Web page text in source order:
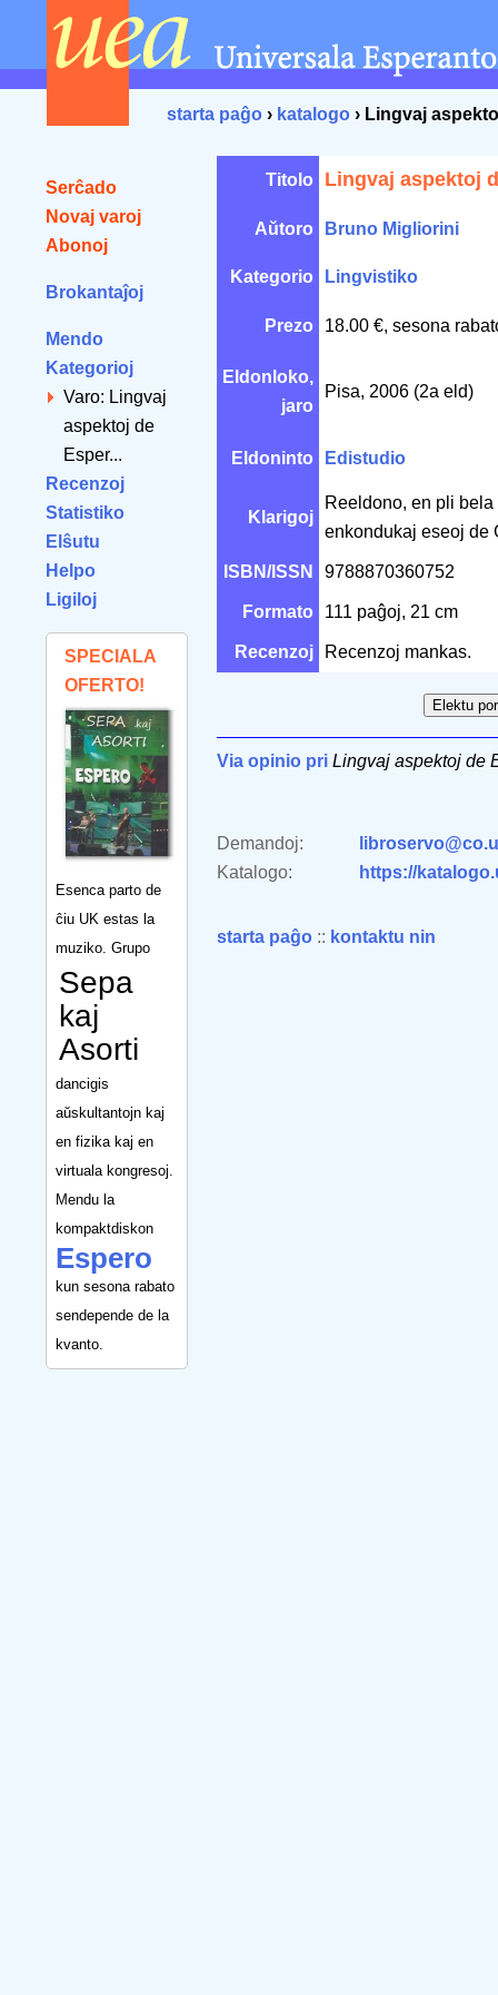
starta paĝo › katalogo › Lingvaj
Serĉado
Novaj varoj
Abonoj
Brokantaĵoj
Mendo
Kategorioj
Varo: Lingvaj
aspektoj de
Esper...
Recenzoj
Statistiko
Elŝutu
Helpo
Ligiloj
SPECIALA
OFERTO!
Esenca parto de
ĉiu UK estas la
muziko. Grupo
Sepa
kaj
Asorti
dancigis
aŭskultantojn kaj
en fizika kaj en
virtuala kongresoj.
Mendu la
kompaktdiskon
Espero
kun sesona rabato
sendepende de la
kvanto.
Titolo Lingvaj aspektoj
Aŭtoro Bruno Migliorini
Kategorio Lingvistiko
Prezo 18.00 €, sesona
Eldonloko,
jaro
Pisa, 2006 (2a eld)
Eldoninto Edistudio
Klarigoj
Reeldono, en pli
enkondukaj eseoj de
ISBN/ISSN 9788870360752
Formato 111 paĝoj, 21 cm
Recenzoj Recenzoj mankas.
Via opinio pri Lingvaj aspektoj de
Demandoj:
Katalogo:
https://
starta paĝo :: kontaktu nin